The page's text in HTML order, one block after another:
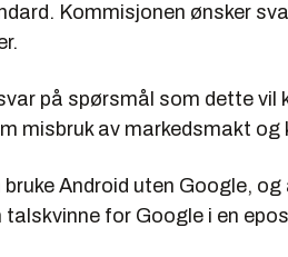
Kommisjonen ønsker
på spørsmål som dette vil
misbruk av markedsmakt
bruke Android uten Google,
talskvinne for Google i en